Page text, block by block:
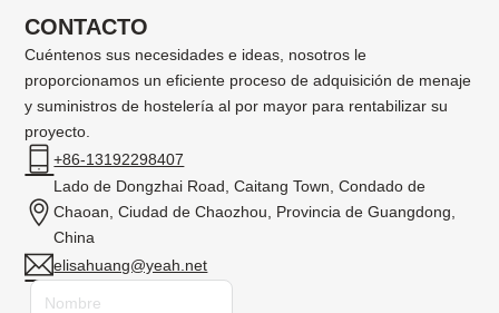
CONTACTO
Cuéntenos sus necesidades e ideas, nosotros le
proporcionamos un eficiente proceso de adquisición de menaje
y suministros de hostelería al por mayor para rentabilizar su
proyecto.
+86-13192298407
Lado de Dongzhai Road, Caitang Town, Condado de
Chaoan, Ciudad de Chaozhou, Provincia de Guangdong,
China
elisahuang@yeah.net